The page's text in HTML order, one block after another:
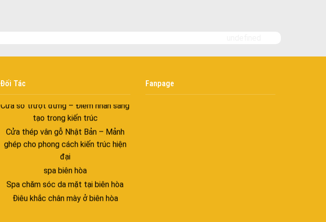
Đối Tác
gian sống
Cửa sổ trượt đứng – Điểm nhấn sáng
tạo trong kiến trúc
Cửa thép vân gỗ Nhật Bản – Mảnh
ghép cho phong cách kiến trúc hiện
đại
spa biên hòa
Spa chăm sóc da mặt tại biên hòa
Điêu khắc chân mày ở biên hòa
Dịch vụ phun chân mày ở biên hòa
Fanpage